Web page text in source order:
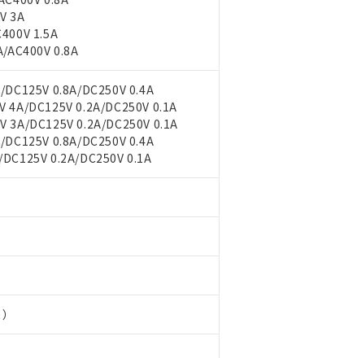
3A
1.5A
AC400V 0.8A
0.8A/DC250V 0.4A
4A/DC125V 0.2A/DC250V 0.1A
3A/DC125V 0.2A/DC250V 0.1A
0.8A/DC250V 0.4A
0.2A/DC250V 0.1A